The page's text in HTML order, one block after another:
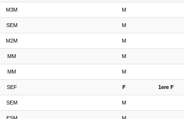
M3M M
SEM M
M2M M
MM M
MM M
SEF F 1ere F
SEM M